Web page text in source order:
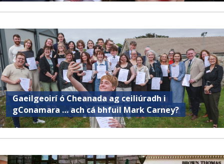
Gaeilgeoirí ó Cheanada ag ceiliúradh i
gConamara … ach cá bhfuil Mark Carney?